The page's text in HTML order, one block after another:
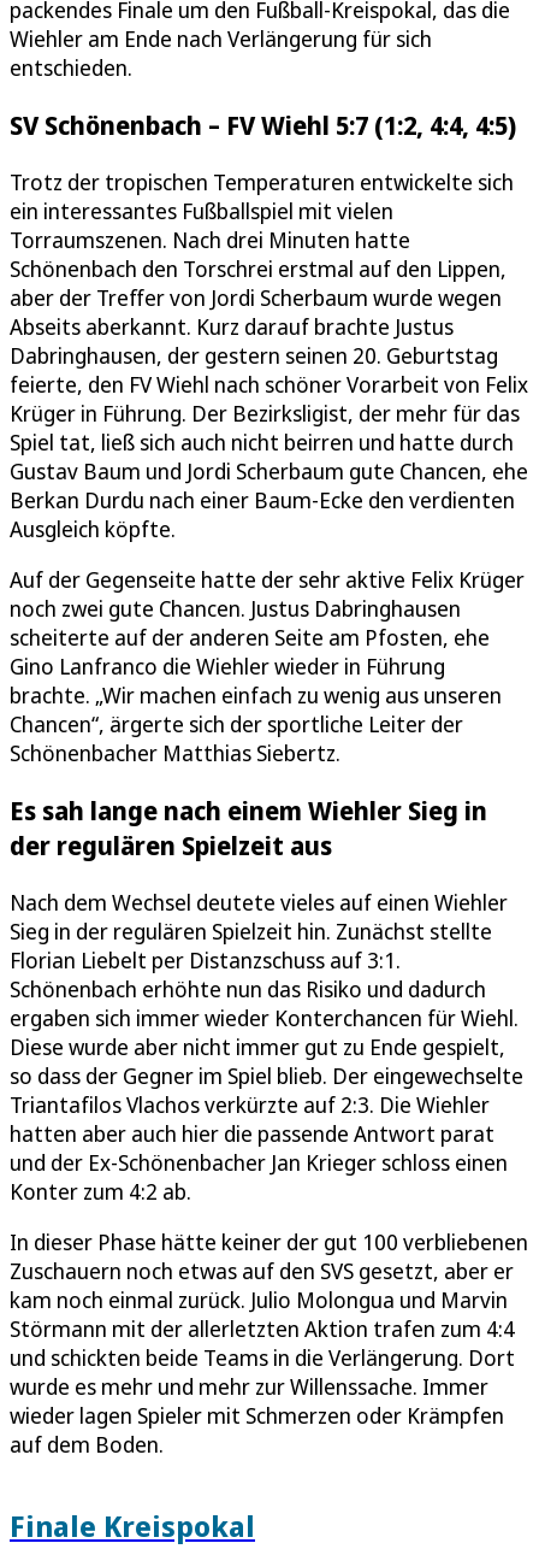
packendes Finale um den Fußball-Kreispokal, das die
Wiehler am Ende nach Verlängerung für sich
entschieden.
SV Schönenbach – FV Wiehl 5:7 (1:2, 4:4, 4:5)
Trotz der tropischen Temperaturen entwickelte sich
ein interessantes Fußballspiel mit vielen
Torraumszenen. Nach drei Minuten hatte
Schönenbach den Torschrei erstmal auf den Lippen,
aber der Treffer von Jordi Scherbaum wurde wegen
Abseits aberkannt. Kurz darauf brachte Justus
Dabringhausen, der gestern seinen 20. Geburtstag
feierte, den FV Wiehl nach schöner Vorarbeit von Felix
Krüger in Führung. Der Bezirksligist, der mehr für das
Spiel tat, ließ sich auch nicht beirren und hatte durch
Gustav Baum und Jordi Scherbaum gute Chancen, ehe
Berkan Durdu nach einer Baum-Ecke den verdienten
Ausgleich köpfte.
Auf der Gegenseite hatte der sehr aktive Felix Krüger
noch zwei gute Chancen. Justus Dabringhausen
scheiterte auf der anderen Seite am Pfosten, ehe
Gino Lanfranco die Wiehler wieder in Führung
brachte. „Wir machen einfach zu wenig aus unseren
Chancen“, ärgerte sich der sportliche Leiter der
Schönenbacher Matthias Siebertz.
Es sah lange nach einem Wiehler Sieg in
der regulären Spielzeit aus
Nach dem Wechsel deutete vieles auf einen Wiehler
Sieg in der regulären Spielzeit hin. Zunächst stellte
Florian Liebelt per Distanzschuss auf 3:1.
Schönenbach erhöhte nun das Risiko und dadurch
ergaben sich immer wieder Konterchancen für Wiehl.
Diese wurde aber nicht immer gut zu Ende gespielt,
so dass der Gegner im Spiel blieb. Der eingewechselte
Triantafilos Vlachos verkürzte auf 2:3. Die Wiehler
hatten aber auch hier die passende Antwort parat
und der Ex-Schönenbacher Jan Krieger schloss einen
Konter zum 4:2 ab.
In dieser Phase hätte keiner der gut 100 verbliebenen
Zuschauern noch etwas auf den SVS gesetzt, aber er
kam noch einmal zurück. Julio Molongua und Marvin
Störmann mit der allerletzten Aktion trafen zum 4:4
und schickten beide Teams in die Verlängerung. Dort
wurde es mehr und mehr zur Willenssache. Immer
wieder lagen Spieler mit Schmerzen oder Krämpfen
auf dem Boden.
Finale Kreispokal